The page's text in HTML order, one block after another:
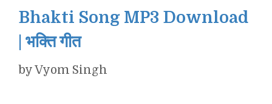
Bhakti Song MP3 Download
| भक्ति गीत
byVyom Singh